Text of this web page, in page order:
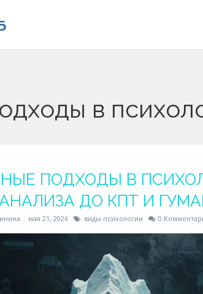
в
ПОДХОДЫ В
ДО КПТ И
мая 21, 2026 виды психологии 0